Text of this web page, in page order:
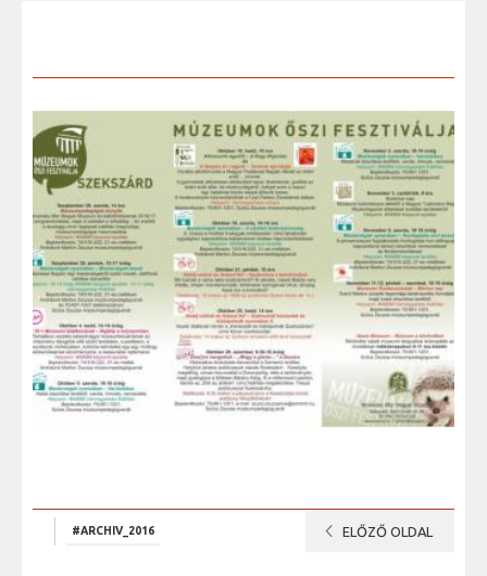
#ARCHIV_2016 chevron_left ELŐZŐ OLDAL